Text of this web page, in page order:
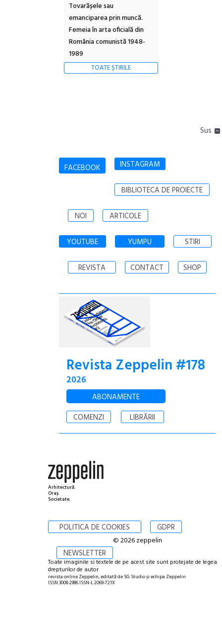
Tovarășele sau
emanciparea prin muncă.
Femeia în arta oficială din
România comunistă 1948-
1989
TOATE ȘTIRILE
Sus
FACEBOOK INSTAGRAM
BIBLIOTECA DE PROIECTE
NOI ARTICOLE
YOUTUBE YUMPU STIRI
REVISTA CONTACT SHOP
Revista Zeppelin #178
2026
ABONAMENTE
COMENZI
LIBRĂRII
Arhitectură.
Oraș.
Societate.
POLITICA DE COOKIES GDPR
NEWSLETTER
© 2026 zeppelin
Toate imaginile si textele de pe acest site sunt protejate de legea
drepturilor de autor
revista online Zeppelin, editată de SG Studio și echipa Zeppelin
ISSN 3008-2986 ISSN-L 2069-721X